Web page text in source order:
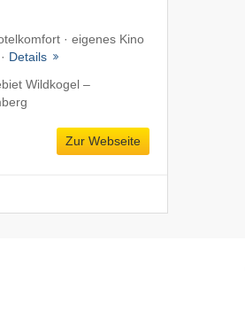
· eigenes Kino
Details
Wildkogel –
Zur Webseite